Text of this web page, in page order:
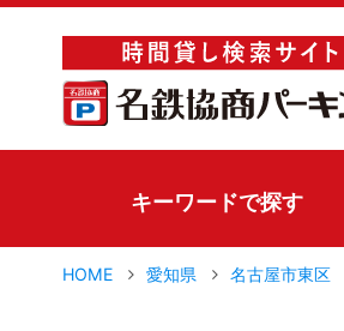
キーワードで探す
HOME 愛知県 名古屋市東区